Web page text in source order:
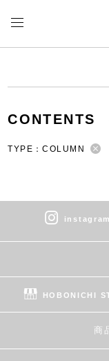
CONTENTS
TYPE：COLUMN
instagram
HOBONICHI
商